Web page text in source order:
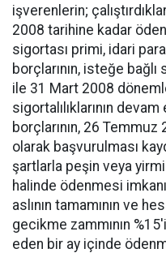
işverenlerin;
2008 tarihine kadar
sigortası primi, idari
borçlarının, isteğe bağlı
ile 31 Mart 2008
sigortalılıklarının
borçlarının, 26 Temmuz
olarak başvurulması
şartlarla peşin veya
halinde ödenmesi
aslının tamamının ve
gecikme zammının
eden bir ay içinde